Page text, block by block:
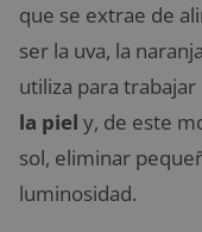
que se extrae de
ser la uva, la
utiliza para trabajar
la piel y, de este
sol, eliminar
luminosidad.